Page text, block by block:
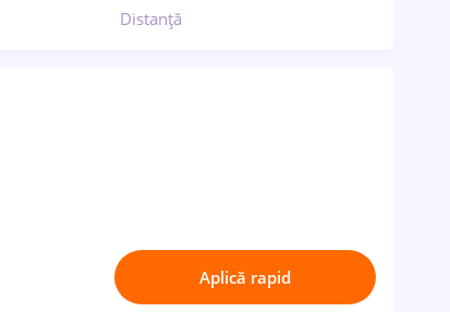
Distanță
Aplică rapid